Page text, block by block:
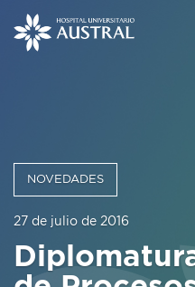
NOVEDADES
27 de julio de 2016